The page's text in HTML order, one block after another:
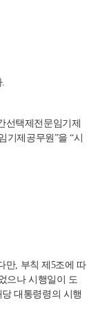
.
선택제전문임기제
기제공무원”을 “시
만, 부칙 제5조에 따
으나 시행일이 도
대통령령의 시행